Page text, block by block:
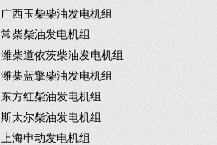
广西玉柴柴油发电机组
常柴柴油发电机组
潍柴道依茨柴油发电机组
潍柴蓝擎柴油发电机组
东方红柴油发电机组
斯太尔柴油发电机组
上海申动发电机组